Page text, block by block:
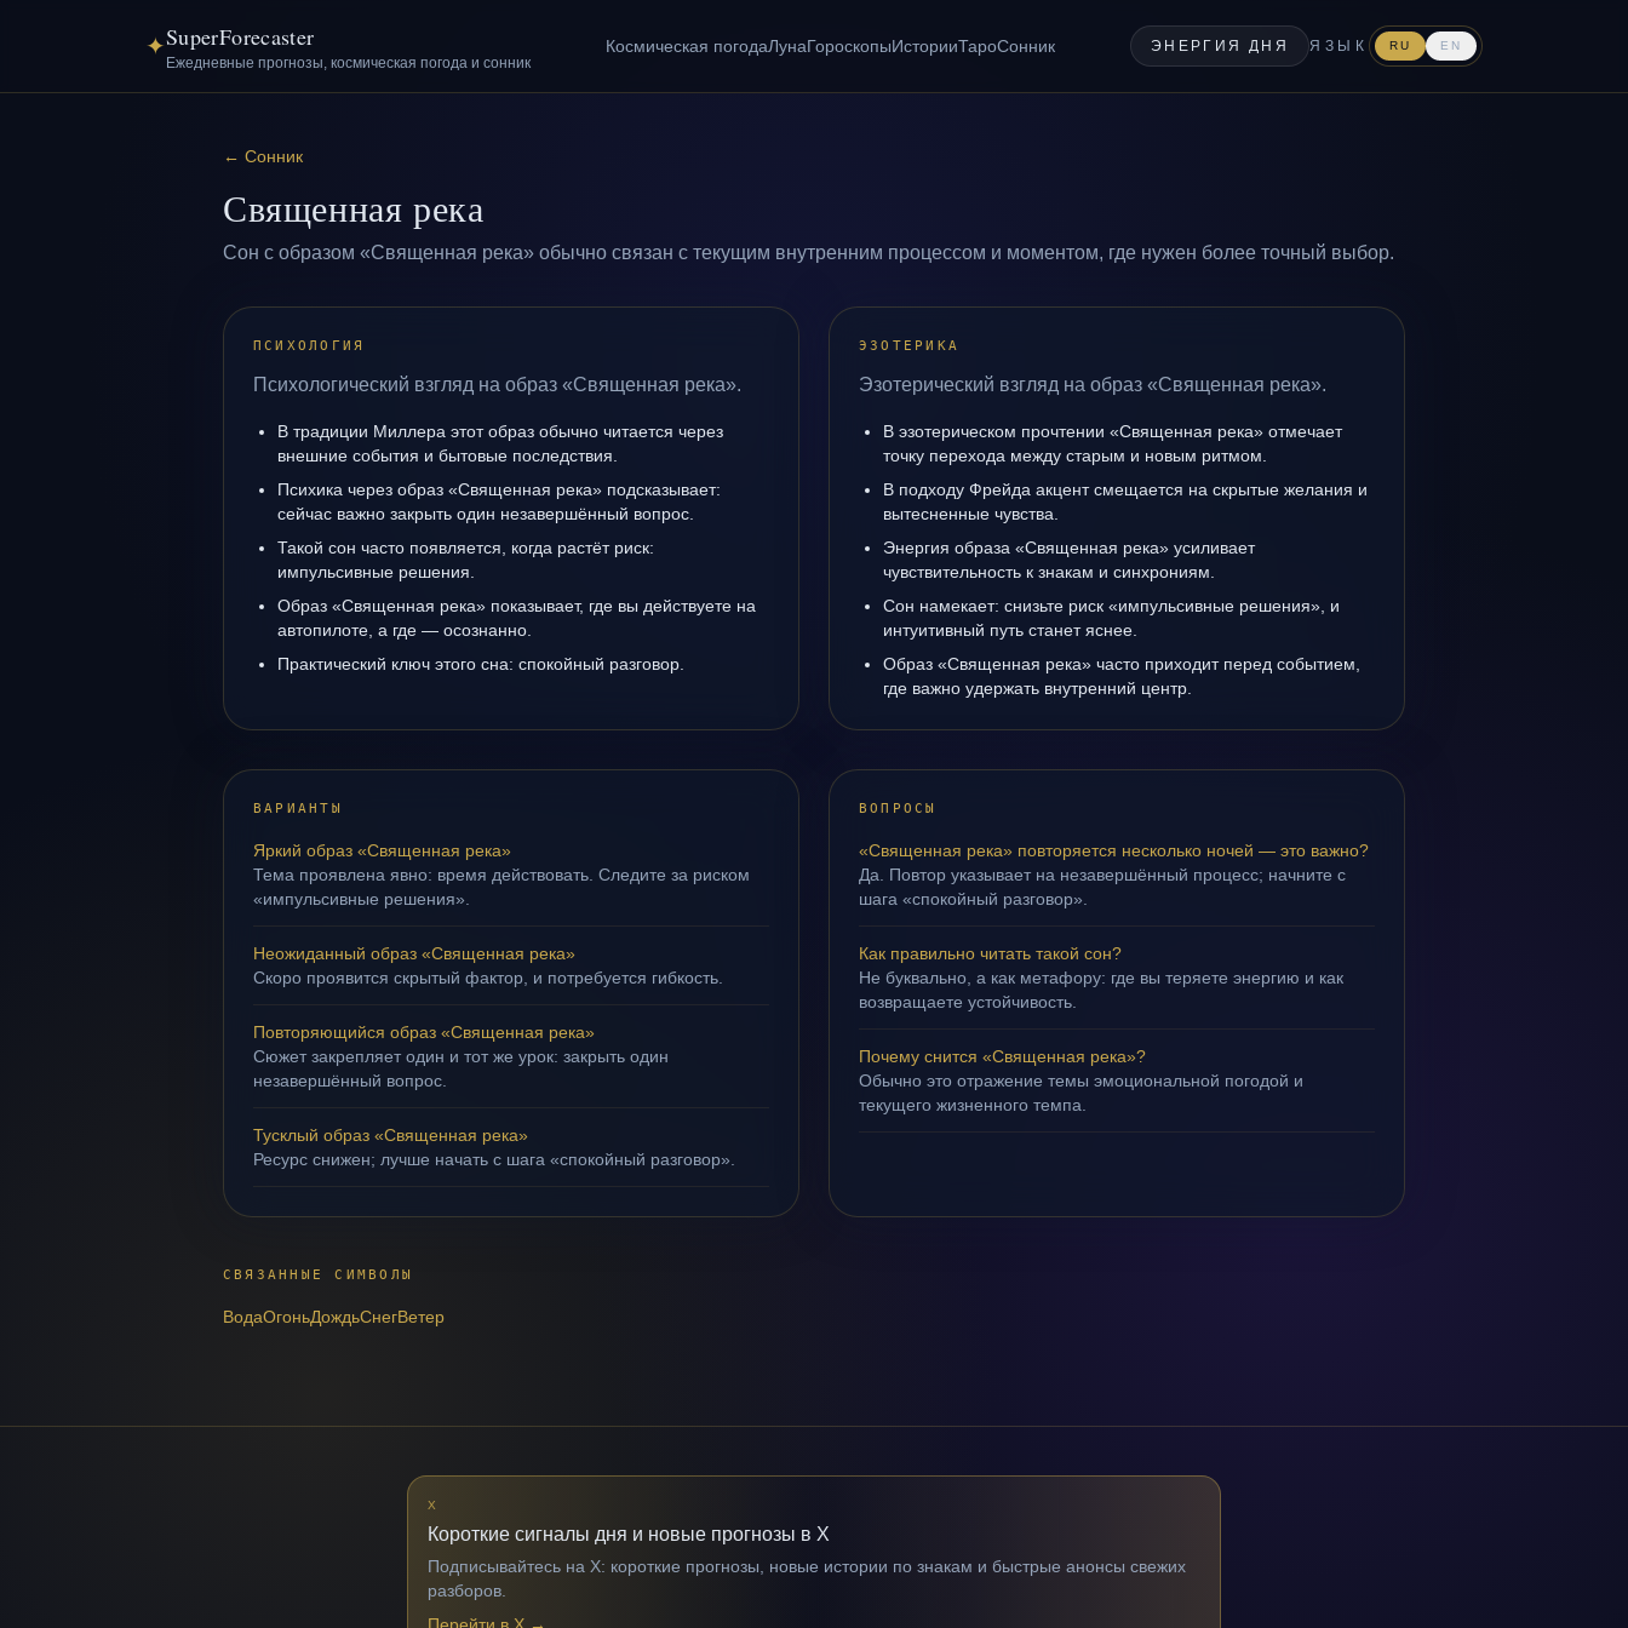
✦SuperForecaster
Ежедневные прогнозы, космическая погода и сонник
Космическая погодаЛунаГороскопыИсторииТароСонник ЭНЕРГИЯ ДНЯ ЯЗЫК RU EN
← Сонник
Священная река
Сон с образом «Священная река» обычно связан с текущим внутренним процессом и моментом, где нужен более точный выбор.
ПСИХОЛОГИЯ
Психологический взгляд на образ «Священная река».
В традиции Миллера этот образ обычно читается через
внешние события и бытовые последствия.
Психика через образ «Священная река» подсказывает:
сейчас важно закрыть один незавершённый вопрос.
Такой сон часто появляется, когда растёт риск:
импульсивные решения.
Образ «Священная река» показывает, где вы действуете на
автопилоте, а где — осознанно.
Практический ключ этого сна: спокойный разговор.
ЭЗОТЕРИКА
Эзотерический взгляд на образ «Священная река».
В эзотерическом прочтении «Священная река» отмечает
точку перехода между старым и новым ритмом.
В подходу Фрейда акцент смещается на скрытые желания и
вытесненные чувства.
Энергия образа «Священная река» усиливает
чувствительность к знакам и синхрониям.
Сон намекает: снизьте риск «импульсивные решения», и
интуитивный путь станет яснее.
Образ «Священная река» часто приходит перед событием,
где важно удержать внутренний центр.
ВАРИАНТЫ
Яркий образ «Священная река»
Тема проявлена явно: время действовать. Следите за риском
«импульсивные решения».
Неожиданный образ «Священная река»
Скоро проявится скрытый фактор, и потребуется гибкость.
Повторяющийся образ «Священная река»
Сюжет закрепляет один и тот же урок: закрыть один
незавершённый вопрос.
Тусклый образ «Священная река»
Ресурс снижен; лучше начать с шага «спокойный разговор».
ВОПРОСЫ
«Священная река» повторяется несколько ночей — это важно?
Да. Повтор указывает на незавершённый процесс; начните с
шага «спокойный разговор».
Как правильно читать такой сон?
Не буквально, а как метафору: где вы теряете энергию и как
возвращаете устойчивость.
Почему снится «Священная река»?
Обычно это отражение темы эмоциональной погодой и
текущего жизненного темпа.
СВЯЗАННЫЕ СИМВОЛЫ
ВодаОгоньДождьСнегВетер
X
Короткие сигналы дня и новые прогнозы в X
Подписывайтесь на X: короткие прогнозы, новые истории по знакам и быстрые анонсы свежих
разборов.